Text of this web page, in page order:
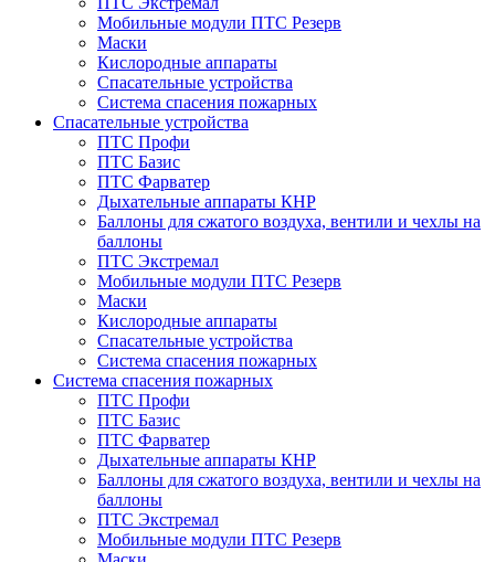
Мобильные модули ПТС Резерв
Маски
Кислородные аппараты
Спасательные устройства
Система спасения пожарных
Спасательные устройства
ПТС Профи
ПТС Базис
ПТС Фарватер
Дыхательные аппараты КНР
Баллоны для сжатого воздуха, вентили и чехлы на
баллоны
ПТС Экстремал
Мобильные модули ПТС Резерв
Маски
Кислородные аппараты
Спасательные устройства
Система спасения пожарных
Система спасения пожарных
ПТС Профи
ПТС Базис
ПТС Фарватер
Дыхательные аппараты КНР
Баллоны для сжатого воздуха, вентили и чехлы на
баллоны
ПТС Экстремал
Мобильные модули ПТС Резерв